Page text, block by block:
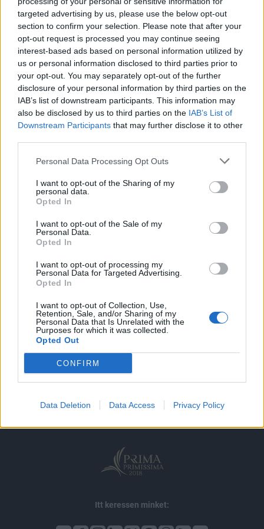
targeted advertising by us, please use the below opt-out
section to confirm your selection. Please note that after your
opt-out request is processed you may continue seeing
interest-based ads based on personal information utilized by
us or personal information disclosed to third parties prior to
your opt-out. You may separately opt-out of the further
disclosure of your personal information by third parties on the
IAB’s list of downstream participants. This information may
also be disclosed by us to third parties on the IAB’s List of
Downstream Participants that may further disclose it to other
Personal Data Processing Opt Outs
I want to opt-out of the Sharing of my
personal data.
Opted In
I want to opt-out of the Sale of my
Personal Data.
Opted In
I want to opt-out of processing my
Personal Data for Targeted Advertising.
Opted In
I want to opt-out of Collection, Use,
Retention, Sale, and/or Sharing of my
Personal Data that Is Unrelated with the
Purposes for which it was collected.
Opted Out
CONFIRM
Data Deletion Data Access Privacy Policy
vizsgálatát és áttekinti a kormány előzetes terveit. A
kormány kész minden épkézláb javaslatot megfontolni a
sikeres átalakítás érdekében. Az 50 éves rekordnak...
KEDVES OLVASÓNK!
A keresett cikk a portfolio.hu hírarchívumához
tartozik, melynek olvasása előfizetéses
regisztrációhoz kötött.
Portfolio.hu teljes cikkarchívum
Kötéslisták: BÉT elmúlt 2 év napon belüli
kötéslistái
Előfizetés
MÁR ELŐFIZETŐNK VAGY?BEJELENTKEZÉS
impresszum
jogi nyilatkozat
süti beállítások
adatvédelem
szerzői jogok médiaajánlat
karrier
Itt keressen minket: